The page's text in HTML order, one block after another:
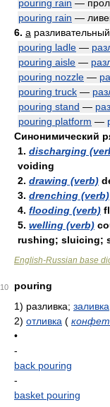
pouring rain —
pouring rain —
6. a
pouring ladle —
pouring aisle —
pouring nozzle —
pouring truck —
pouring stand —
pouring platform —
Синонимический
1. discharging
voiding
2. drawing (verb)
3. drenching (verb)
4. flooding (verb)
5. welling (verb)
rushing; sluicing;
English-Russian base
10
pouring
1) разливка; заливка
2) отливка (
•
-
back pouring
-
basket pouring